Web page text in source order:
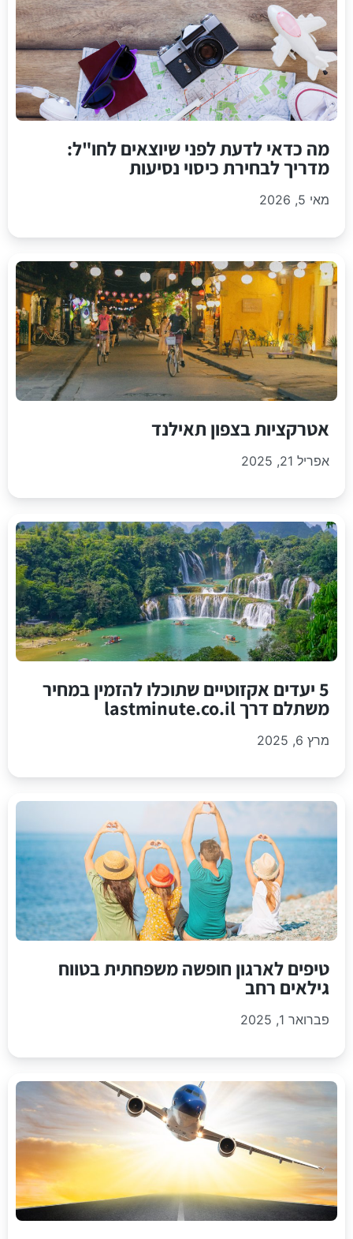
מה כדאי לדעת לפני שיוצאים לחו"ל:
מדריך לבחירת כיסוי נסיעות
מאי 5, 2026
אטרקציות בצפון תאילנד
אפריל 21, 2025
5 יעדים אקזוטיים שתוכלו להזמין במחיר
משתלם דרך lastminute.co.il
מרץ 6, 2025
טיפים לארגון חופשה משפחתית בטווח
גילאים רחב
פברואר 1, 2025